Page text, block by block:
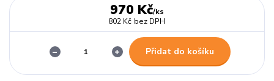
970 Kč/ks
802 Kč bez DPH
Přidat do košíku